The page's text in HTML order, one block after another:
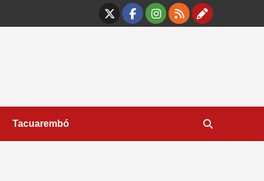
X Facebook
Instagram
RSS
Tacuarembó